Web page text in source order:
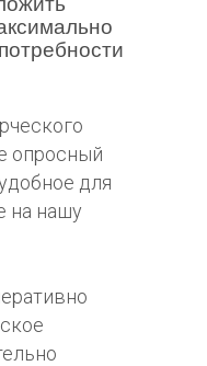
опросный
для
на нашу